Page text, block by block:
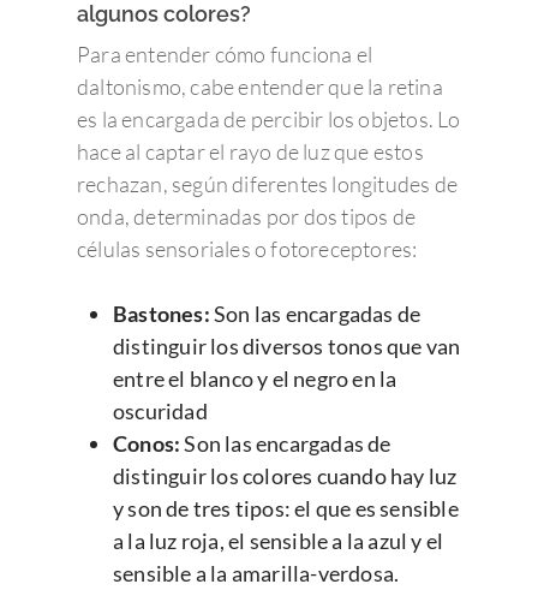
algunos colores?
Para entender cómo funciona el
daltonismo, cabe entender que la retina
es la encargada de percibir los objetos. Lo
hace al captar el rayo de luz que estos
rechazan, según diferentes longitudes de
onda, determinadas por dos tipos de
células sensoriales o fotoreceptores:
Bastones:Son las encargadas de
distinguir los diversos tonos que van
entre el blanco y el negro en la
oscuridad
Conos:Son las encargadas de
distinguir los colores cuando hay luz
y son de tres tipos: el que es sensible
a la luz roja, el sensible a la azul y el
sensible a la amarilla-verdosa.